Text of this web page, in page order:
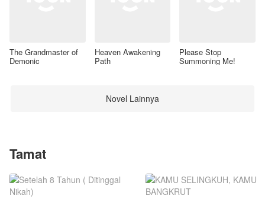
The Grandmaster of
Demonic
Heaven Awakening
Path
Please Stop
Summoning Me!
Novel Lainnya
Tamat